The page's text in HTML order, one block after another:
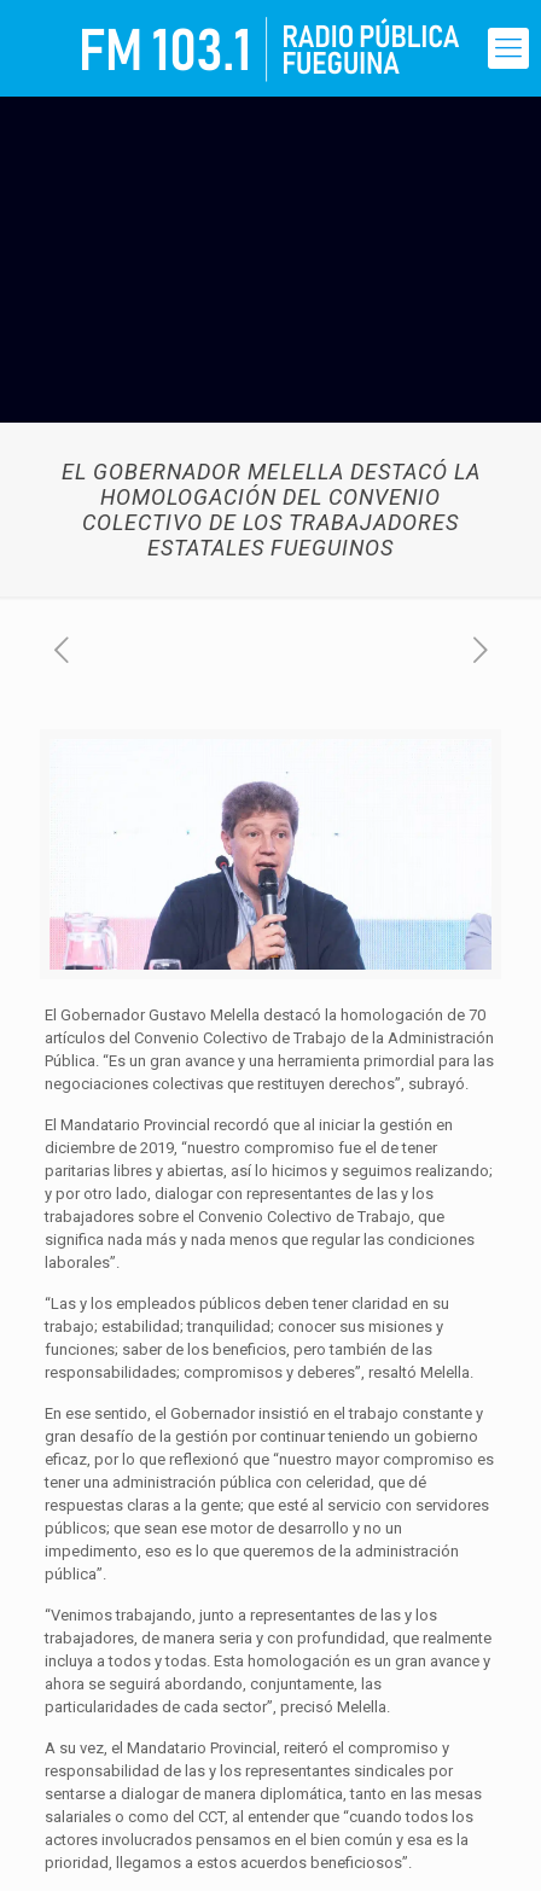
EL GOBERNADOR MELELLA DESTACÓ LA
HOMOLOGACIÓN DEL CONVENIO
COLECTIVO DE LOS TRABAJADORES
ESTATALES FUEGUINOS
El Gobernador Gustavo Melella destacó la homologación de 70
artículos del Convenio Colectivo de Trabajo de la Administración
Pública. “Es un gran avance y una herramienta primordial para las
negociaciones colectivas que restituyen derechos”, subrayó.
El Mandatario Provincial recordó que al iniciar la gestión en
diciembre de 2019, “nuestro compromiso fue el de tener
paritarias libres y abiertas, así lo hicimos y seguimos realizando;
y por otro lado, dialogar con representantes de las y los
trabajadores sobre el Convenio Colectivo de Trabajo, que
significa nada más y nada menos que regular las condiciones
laborales”.
“Las y los empleados públicos deben tener claridad en su
trabajo; estabilidad; tranquilidad; conocer sus misiones y
funciones; saber de los beneficios, pero también de las
responsabilidades; compromisos y deberes”, resaltó Melella.
En ese sentido, el Gobernador insistió en el trabajo constante y
gran desafío de la gestión por continuar teniendo un gobierno
eficaz, por lo que reflexionó que “nuestro mayor compromiso es
tener una administración pública con celeridad, que dé
respuestas claras a la gente; que esté al servicio con servidores
públicos; que sean ese motor de desarrollo y no un
impedimento, eso es lo que queremos de la administración
pública”.
“Venimos trabajando, junto a representantes de las y los
trabajadores, de manera seria y con profundidad, que realmente
incluya a todos y todas. Esta homologación es un gran avance y
ahora se seguirá abordando, conjuntamente, las
particularidades de cada sector”, precisó Melella.
A su vez, el Mandatario Provincial, reiteró el compromiso y
responsabilidad de las y los representantes sindicales por
sentarse a dialogar de manera diplomática, tanto en las mesas
salariales o como del CCT, al entender que “cuando todos los
actores involucrados pensamos en el bien común y esa es la
prioridad, llegamos a estos acuerdos beneficiosos”.